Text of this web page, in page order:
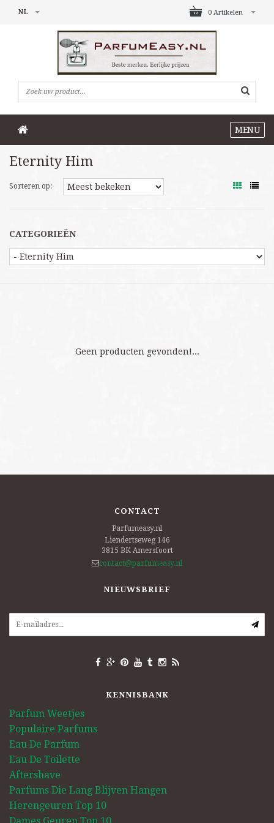
0 Artikelen
NL
MENU
Eternity Him
Sorteren op:
CATEGORIEËN
Geen producten gevonden!...
CONTACT
Parfumeasy.nl
Liendertseweg 146
3815 BK Amersfoort
contact@parfumeasy.nl
NIEUWSBRIEF
KENNISBANK
Parfum Weetjes
Populaire Parfums
Eau De Parfum
Eau De Toilette
Aftershave
Parfums Die Lang Blijven Hangen
Herengeuren Top 10